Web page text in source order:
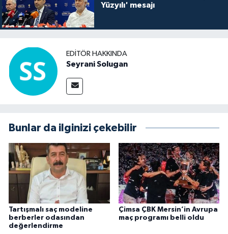
Yüzyılı' mesajı
EDITÖR HAKKINDA
Seyrani Solugan
Bunlar da ilginizi çekebilir
Tartışmalı saç modeline
berberler odasından
değerlendirme
Çimsa ÇBK Mersin’in Avrupa
maç programı belli oldu